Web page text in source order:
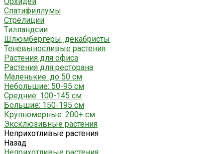
Спатифиллумы
Стрелиции
Тилландсии
Шлюмбергеры, декабристы
Теневыносливые растения
Растения для офиса
Растения для ресторана
Маленькие: до 50 см
Небольшие: 50-95 см
Средние: 100-145 см
Большие: 150-195 см
Крупномерные: 200+ см
Эксклюзивные растения
Неприхотливые растения
Назад